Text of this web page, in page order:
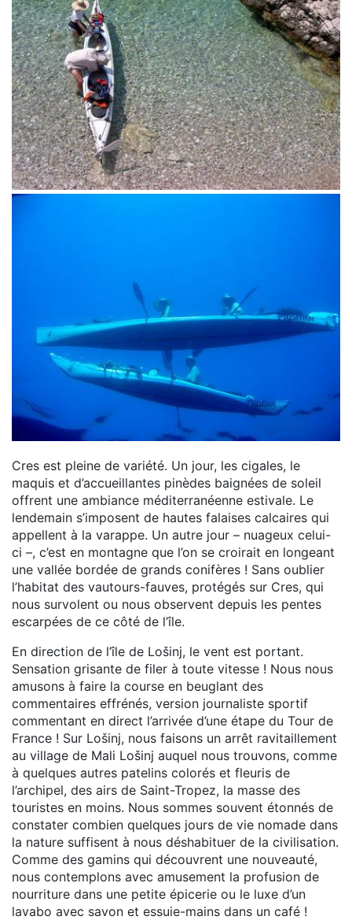
Cres est pleine de variété. Un jour, les cigales, le
maquis et d’accueillantes pinèdes baignées de soleil
offrent une ambiance méditerranéenne estivale. Le
lendemain s’imposent de hautes falaises calcaires qui
appellent à la varappe. Un autre jour – nuageux celui-
ci –, c’est en montagne que l’on se croirait en longeant
une vallée bordée de grands conifères ! Sans oublier
l’habitat des vautours-fauves, protégés sur Cres, qui
nous survolent ou nous observent depuis les pentes
escarpées de ce côté de l’île.
En direction de l’île de Lošinj, le vent est portant.
Sensation grisante de filer à toute vitesse ! Nous nous
amusons à faire la course en beuglant des
commentaires effrénés, version journaliste sportif
commentant en direct l’arrivée d’une étape du Tour de
France ! Sur Lošinj, nous faisons un arrêt ravitaillement
au village de Mali Lošinj auquel nous trouvons, comme
à quelques autres patelins colorés et fleuris de
l’archipel, des airs de Saint-Tropez, la masse des
touristes en moins. Nous sommes souvent étonnés de
constater combien quelques jours de vie nomade dans
la nature suffisent à nous déshabituer de la civilisation.
Comme des gamins qui découvrent une nouveauté,
nous contemplons avec amusement la profusion de
nourriture dans une petite épicerie ou le luxe d’un
lavabo avec savon et essuie-mains dans un café !